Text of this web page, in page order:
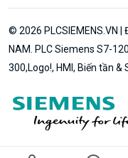
© 2026 PLCSIEMENS.VN |
NAM. PLC Siemens S7-
300,Logo!, HMI, Biến tần &